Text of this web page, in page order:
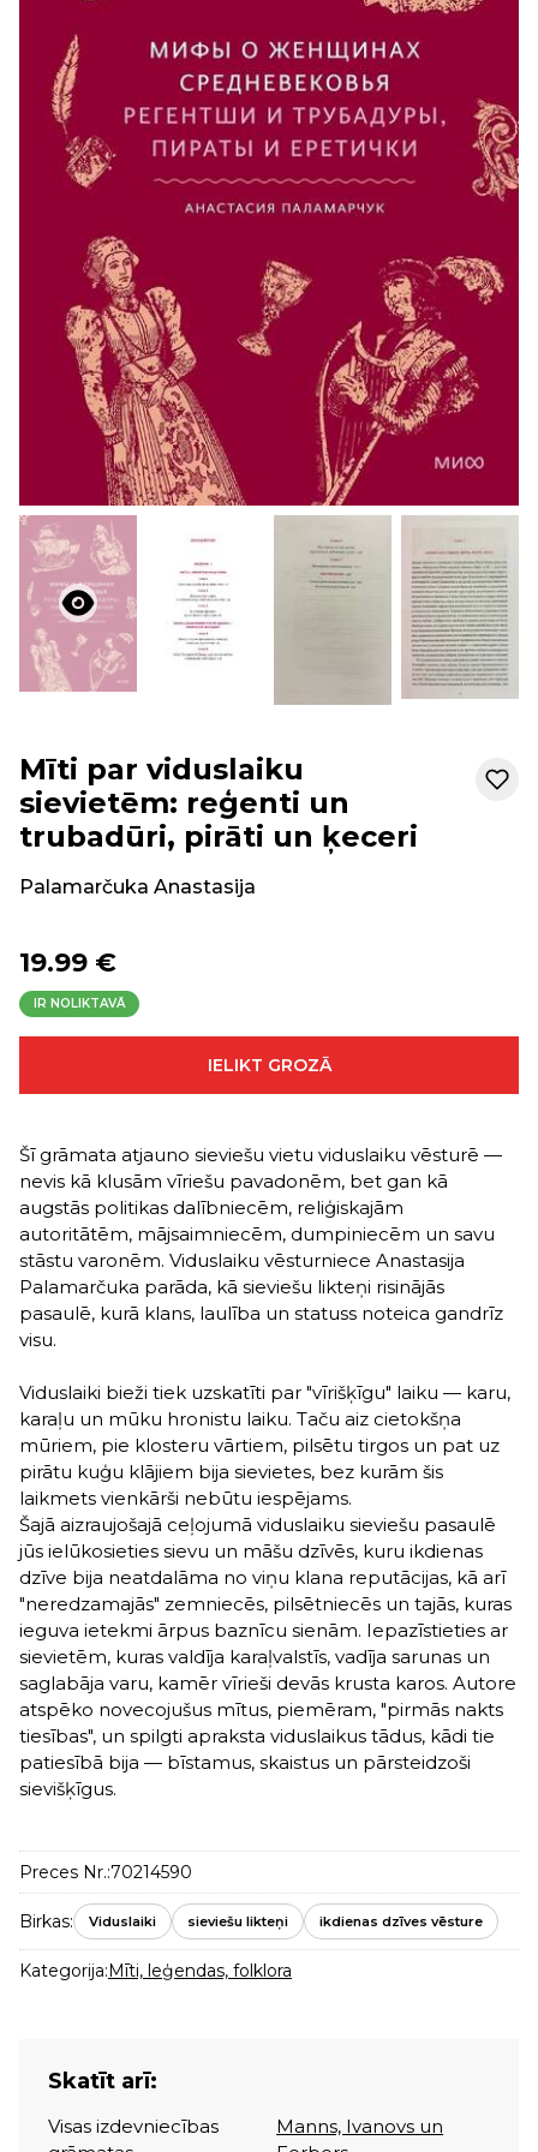
Mīti par viduslaiku
sievietēm: reģenti un
trubadūri, pirāti un ķeceri
Palamarčuka Anastasija
19.99 €
IR NOLIKTAVĀ
IELIKT GROZĀ
Šī grāmata atjauno sieviešu vietu viduslaiku vēsturē —
nevis kā klusām vīriešu pavadonēm, bet gan kā
augstās politikas dalībniecēm, reliģiskajām
autoritātēm, mājsaimniecēm, dumpiniecēm un savu
stāstu varonēm. Viduslaiku vēsturniece Anastasija
Palamarčuka parāda, kā sieviešu likteņi risinājās
pasaulē, kurā klans, laulība un statuss noteica gandrīz
visu.
Viduslaiki bieži tiek uzskatīti par "vīrišķīgu" laiku — karu,
karaļu un mūku hronistu laiku. Taču aiz cietokšņa
mūriem, pie klosteru vārtiem, pilsētu tirgos un pat uz
pirātu kuģu klājiem bija sievietes, bez kurām šis
laikmets vienkārši nebūtu iespējams.
Šajā aizraujošajā ceļojumā viduslaiku sieviešu pasaulē
jūs ielūkosieties sievu un māšu dzīvēs, kuru ikdienas
dzīve bija neatdalāma no viņu klana reputācijas, kā arī
"neredzamajās" zemniecēs, pilsētniecēs un tajās, kuras
ieguva ietekmi ārpus baznīcu sienām. Iepazīstieties ar
sievietēm, kuras valdīja karaļvalstīs, vadīja sarunas un
saglabāja varu, kamēr vīrieši devās krusta karos. Autore
atspēko novecojušus mītus, piemēram, "pirmās nakts
tiesības", un spilgti apraksta viduslaikus tādus, kādi tie
patiesībā bija — bīstamus, skaistus un pārsteidzoši
sievišķīgus.
Preces Nr.:70214590
Birkas: Viduslaiki sieviešu likteņi ikdienas dzīves vēsture
Kategorija: Mīti, leģendas, folklora
Skatīt arī:
Visas izdevniecības
Manns, Ivanovs un